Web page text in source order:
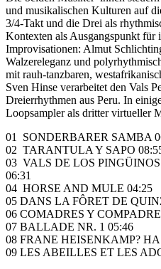
und musikalischen Kulturen auf
3/4-Takt und die Drei als
Kontexten als Ausgangs­punkt für
Improvisationen: Almut
Walzereleganz und
mit rauh-tanzbaren,
Sven Hinse verarbeitet den Vals
Dreierrhythmen aus Peru. In
Loopsampler als dritter virtueller
01 SONDERBARER SAMBA
02 TARANTULA Y SAPO
03 VALS DE LOS
06:31
04 HORSE AND MULE 04:25
05 DANS LA FÔRET DE
06 COMADRES Y
07 BALLADE NR. 1 05:46
08 FRANE HEISENKAMP?
09 LES ABEILLES ET LES